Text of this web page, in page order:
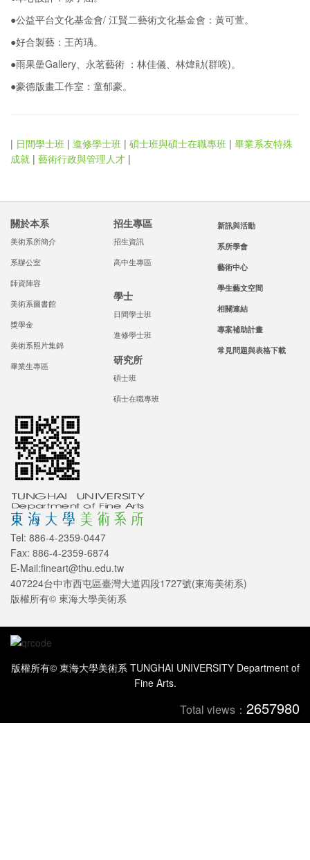
●公益平台文化基金會/ 江賢二藝術文化基金會：黃可萱。
●好合製藝：王芮瑀。
●雨果曐Gallery、永茗藝術 ：林佳儀、林煒勛(群喨)。
●豪德版畫工作室：童郁豪。
| 日間學士班 | 進修學士班 | 碩士班與碩士在職專班 | 畢業系友特殊
成就 | 藝術行政與管理人才 |
關於本系
美術系所簡介
系辦公室
師資陣容
美術系圖書館
獎學金
美術系照片集錦
畢業生專區
招生專區
招生資訊
高中生專區
學士
日間學士班
進修學士班
研究所
碩士班
碩士在職專班
新訊與活動
系所學會
藝術中心
學生藝文空間
相關連結
專案補助計畫
常見問題與表格下載
Tel: 886-4-2359-0447
Fax: 886-4-2359-6874
E-Mail:fineart@thu.edu.tw
407224台中市西屯區臺灣大道四段1727號(東海美術系)
版權所有© 東海大學美術系
版權所有© 東海大學美術系 TUNGHAI UNIVERSITY Department of
Fine Arts.
Total views： 2657980